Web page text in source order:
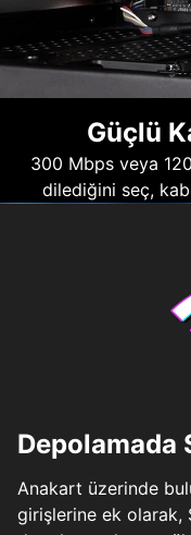
Güçlü
300 Mbps veya
dilediğini seç,
Depolamada
Anakart üzerinde
girişlerine ek olarak,